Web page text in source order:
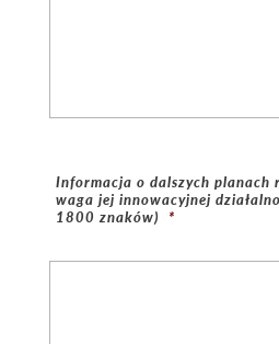
Informacja o dalszych planach
waga jej innowacyjnej
1800 znaków)
*